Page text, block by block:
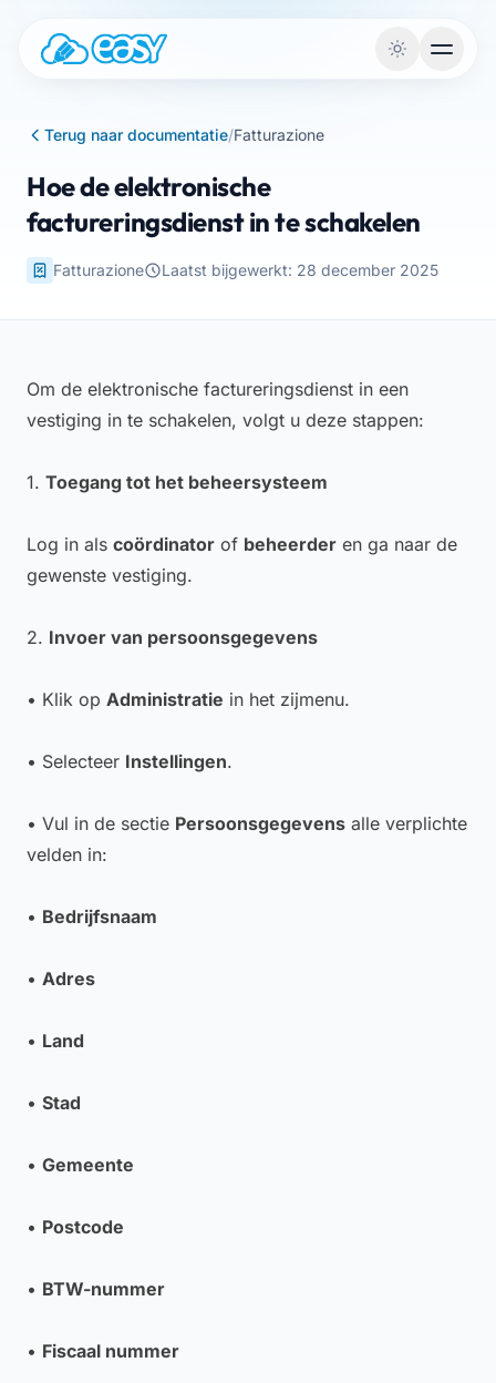
Terug naar documentatie/Fatturazione
Hoe de elektronische
factureringsdienst in te schakelen
Fatturazione Laatst bijgewerkt: 28 december 2025
Om de elektronische factureringsdienst in een
vestiging in te schakelen, volgt u deze stappen:
1. Toegang tot het beheersysteem
Log in als coördinator of beheerder en ga naar de
gewenste vestiging.
2. Invoer van persoonsgegevens
• Klik op Administratie in het zijmenu.
• Selecteer Instellingen.
• Vul in de sectie Persoonsgegevens alle verplichte
velden in:
• Bedrijfsnaam
• Adres
• Land
• Stad
• Gemeente
• Postcode
• BTW-nummer
• Fiscaal nummer